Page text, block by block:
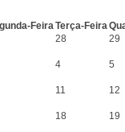
FeiraTerça-Feira
28 29
4 5
11 12
18 19